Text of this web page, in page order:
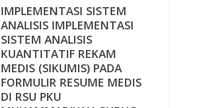
IMPLEMENTASI SISTEM
ANALISIS IMPLEMENTASI
SISTEM ANALISIS
KUANTITATIF REKAM
MEDIS (SIKUMIS) PADA
FORMULIR RESUME MEDIS
DI RSU PKU